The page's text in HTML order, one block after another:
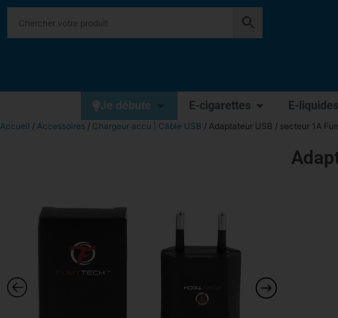
Je débute E-cigarettes E-liquides
Accueil / Accessoires / Chargeur accu | Câble USB / Adaptateur USB / secteur 1A